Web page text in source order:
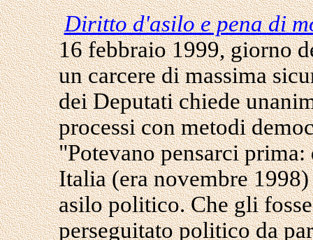
Diritto d'asilo e pena di
16 febbraio 1999, giorno
un carcere di massima
dei Deputati chiede
processi con metodi
"Potevano pensarci
Italia (era novembre
asilo politico. Che gli
perseguitato politico da